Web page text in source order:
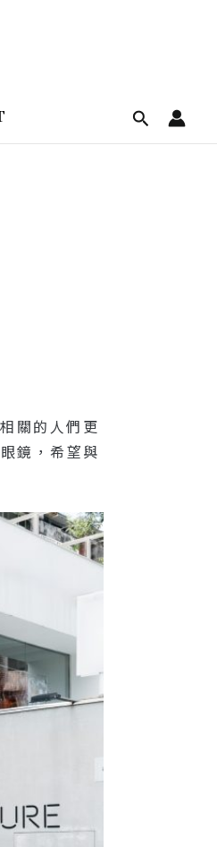
關的人們更
鏡，希望與